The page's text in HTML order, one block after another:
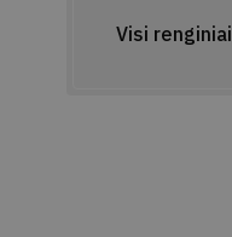
Visi renginiai